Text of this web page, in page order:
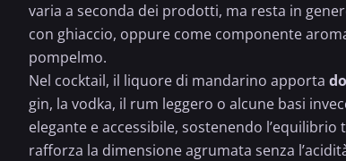
varia a seconda dei prodotti, ma resta in
con ghiaccio, oppure come componente
pompelmo.
Nel cocktail, il liquore di mandarino apporta
gin, la vodka, il rum leggero o alcune basi
elegante e accessibile, sostenendo
rafforza la dimensione agrumata senza